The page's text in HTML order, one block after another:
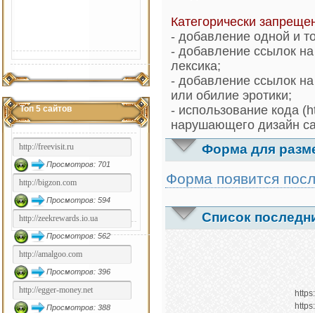
Топ 5 сайтов
Просмотров: 701
Просмотров: 594
Просмотров: 562
Просмотров: 396
Просмотров: 388
Категорически
- добавление одной и
- добавление ссылок
лексика;
- добавление ссылок
или обилие эротики;
- использование кода
нарушающего дизайн
Форма для
Форма появится
Список